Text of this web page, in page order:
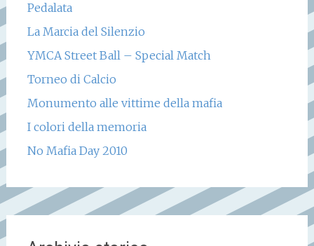
Pedalata
La Marcia del Silenzio
YMCA Street Ball – Special Match
Torneo di Calcio
Monumento alle vittime della mafia
I colori della memoria
No Mafia Day 2010